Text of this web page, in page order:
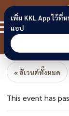
Skip to content
« อีเวนต์ทั้งหมด
This event has
เพิ่ม KKL App ไว้ที่
แอป